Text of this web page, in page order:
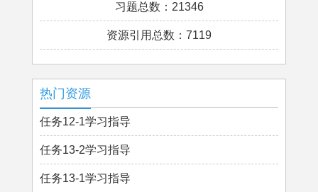
习题总数：21346
资源引用总数：7119
热门资源
任务12-1学习指导
任务13-2学习指导
任务13-1学习指导